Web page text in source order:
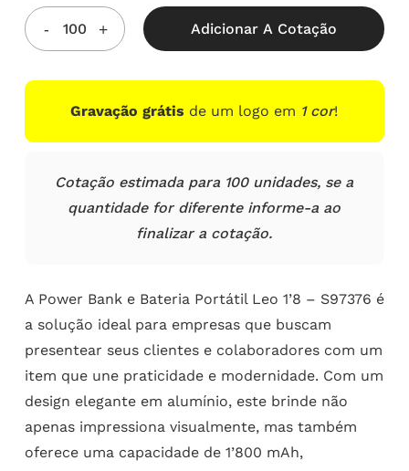
5.00de
5, com
baseado
em
clientes
Adicionar A Cotação
Gravação grátis de um logo em 1 cor!
Cotação estimada para 100 unidades, se a
quantidade for diferente informe-a ao
finalizar a cotação.
A Power Bank e Bateria Portátil Leo 1’8 – S97376 é
a solução ideal para empresas que buscam
presentear seus clientes e colaboradores com um
item que une praticidade e modernidade. Com um
design elegante em alumínio, este brinde não
apenas impressiona visualmente, mas também
oferece uma capacidade de 1’800 mAh,